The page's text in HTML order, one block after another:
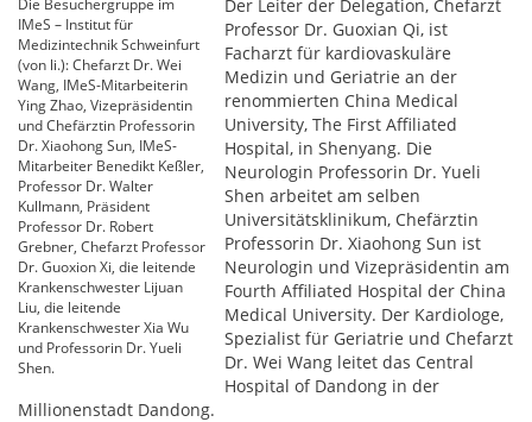
Die Besuchergruppe im
IMeS – Institut für
Medizintechnik Schweinfurt
(von li.): Chefarzt Dr. Wei
Wang, IMeS-Mitarbeiterin
Ying Zhao, Vizepräsidentin
und Chefärztin Professorin
Dr. Xiaohong Sun, IMeS-
Mitarbeiter Benedikt Keßler,
Professor Dr. Walter
Kullmann, Präsident
Professor Dr. Robert
Grebner, Chefarzt Professor
Dr. Guoxion Xi, die leitende
Krankenschwester Lijuan
Liu, die leitende
Krankenschwester Xia Wu
und Professorin Dr. Yueli
Shen.
Der Leiter der Delegation, Chefarzt
Professor Dr. Guoxian Qi, ist
Facharzt für kardiovaskuläre
Medizin und Geriatrie an der
renommierten China Medical
University, The First Affiliated
Hospital, in Shenyang. Die
Neurologin Professorin Dr. Yueli
Shen arbeitet am selben
Universitätsklinikum, Chefärztin
Professorin Dr. Xiaohong Sun ist
Neurologin und Vizepräsidentin am
Fourth Affiliated Hospital der China
Medical University. Der Kardiologe,
Spezialist für Geriatrie und Chefarzt
Dr. Wei Wang leitet das Central
Hospital of Dandong in der
Millionenstadt Dandong.